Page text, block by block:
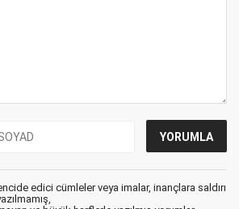
edici cümleler veya imalar, inançlara saldırı